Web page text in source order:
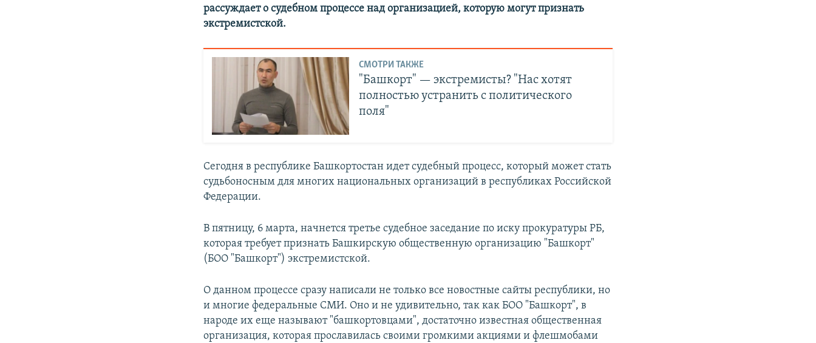
рассуждает о судебном процессе над организацией, которую могут признать
экстремистской.
СМОТРИ ТАКЖЕ
"Башкорт" — экстремисты? "Нас хотят
полностью устранить с политического
поля"
Cегодня в республике Башкортостан идет судебный процесс, который может стать
судьбоносным для многих национальных организаций в республиках Российской
Федерации.
В пятницу, 6 марта, начнется третье судебное заседание по иску прокуратуры РБ,
которая требует признать Башкирскую общественную организацию "Башкорт"
(БОО "Башкорт") экстремистской.
О данном процессе сразу написали не только все новостные сайты республики, но
и многие федеральные СМИ. Оно и не удивительно, так как БОО "Башкорт", в
народе их еще называют "башкортовцами", достаточно известная общественная
организация, которая прославилась своими громкими акциями и флешмобами